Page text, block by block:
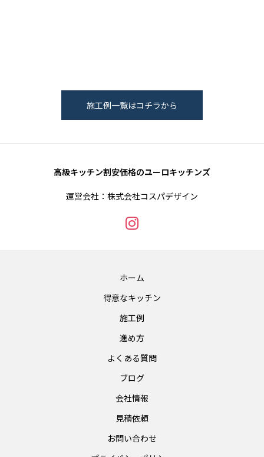
施工例一覧はコチラから
高級キッチン割安価格のユーロキッチンズ
運営会社：株式会社コスパデザイン
ホーム
得意なキッチン
施工例
進め方
よくある質問
ブログ
会社情報
見積依頼
お問い合わせ